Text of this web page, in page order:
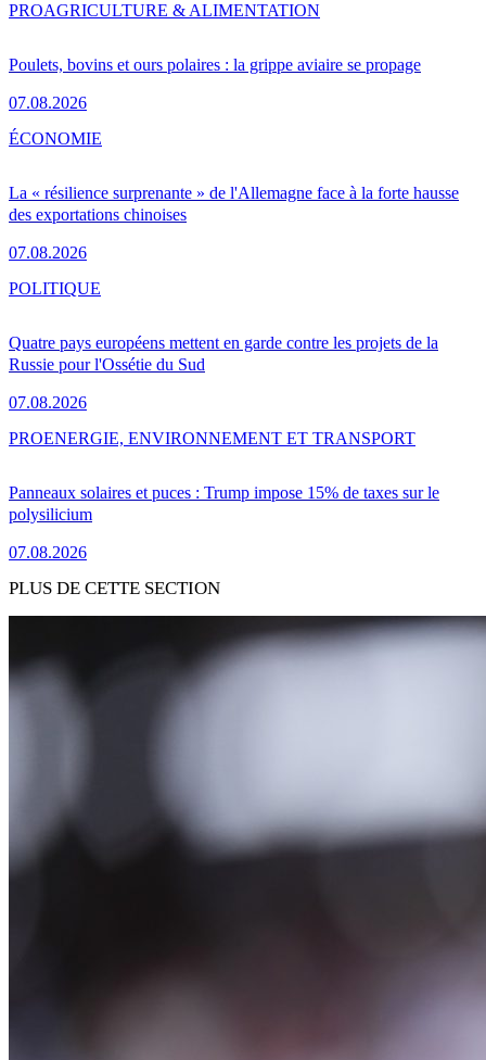
Poulets, bovins et ours polaires : la grippe aviaire se propage
07.08.2026
PROAGRICULTURE & ALIMENTATION
La « résilience surprenante » de l'Allemagne face à la forte hausse
des exportations chinoises
07.08.2026
ÉCONOMIE
Quatre pays européens mettent en garde contre les projets de la
Russie pour l'Ossétie du Sud
07.08.2026
POLITIQUE
Panneaux solaires et puces : Trump impose 15% de taxes sur le
polysilicium
07.08.2026
PROENERGIE, ENVIRONNEMENT ET TRANSPORT
PLUS DE CETTE SECTION